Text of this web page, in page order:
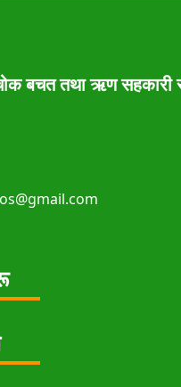
बचत तथा ऋण सहकारी